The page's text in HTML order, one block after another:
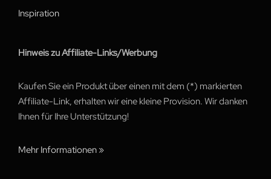
Inspiration
Hinweis zu Affiliate-Links/Werbung
Kaufen Sie ein Produkt über einen mit dem (*) markierten
Affiliate-Link, erhalten wir eine kleine Provision. Wir danken
Ihnen für Ihre Unterstützung!
Mehr Informationen »